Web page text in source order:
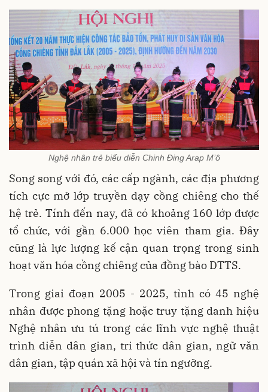
Nghệ nhân trẻ biểu diễn Chinh Đing Arap M’ô
Song song với đó, các cấp ngành, các địa phương
tích cực mở lớp truyền dạy cồng chiêng cho thế
hệ trẻ. Tính đến nay, đã có khoảng 160 lớp được
tổ chức, với gần 6.000 học viên tham gia. Đây
cũng là lực lượng kế cận quan trọng trong sinh
hoạt văn hóa cồng chiêng của đồng bào DTTS.
Trong giai đoạn 2005 - 2025, tỉnh có 45 nghệ
nhân được phong tặng hoặc truy tặng danh hiệu
Nghệ nhân ưu tú trong các lĩnh vực nghệ thuật
trình diễn dân gian, tri thức dân gian, ngữ văn
dân gian, tập quán xã hội và tín ngưỡng.